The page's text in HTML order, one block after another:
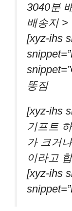
3040분
배송지 >
[xyz-ihs
똥짐
[xyz-ihs
기프트
가 크거
이라고
[xyz-ihs